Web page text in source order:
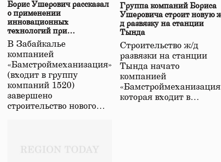
Борис Ушерович рассказал
о применении
инновационных
технологий при
строительстве нового моста
в Забайкалье
В Забайкалье
компанией
«Бамстроймеханизация»
(входит в группу
компаний 1520)
завершено
строительство нового…
Группа компаний Бориса
Ушеровича строит новую
д развязку на станции
Тында
Строительство ж/д
развязки на станции
Тында начато
компанией
которая входит в…